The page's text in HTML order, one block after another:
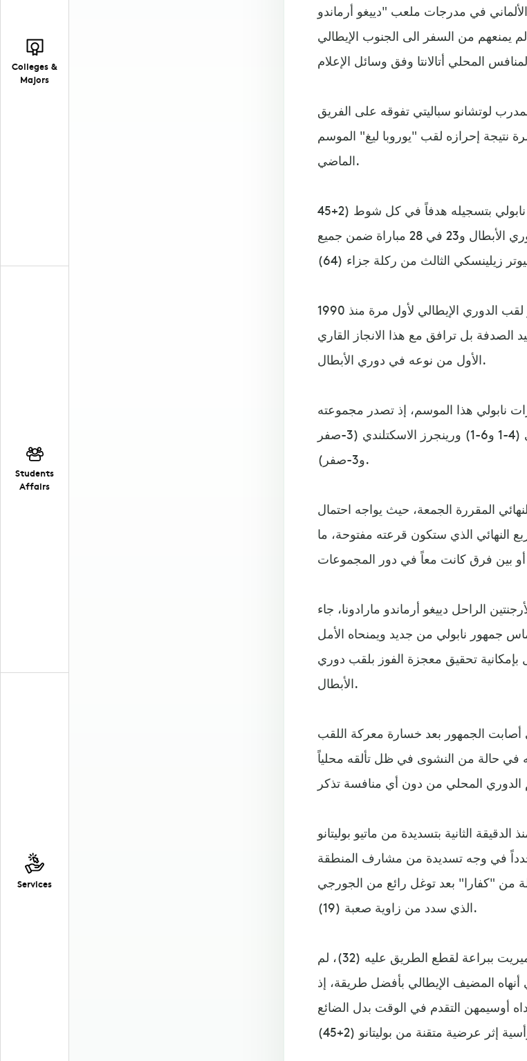
Colleges &
Majors
Students
Affairs
Services
في مدرجات ملعب "دييغو أرماندو
يمنعهم من السفر الى الجنوب الإيطالي
2-صفر، جدد فريق المدرب لوتشانو سباليتي تفوقه على الفريق
نتيجة إحرازه لقب "يوروبا ليغ" الموسم
الماضي.
وكالعادة، كان النيجيري فيكتور أوسيمهن مفتاح فوز نابولي بتسجيله هدفاً في كل شوط (2+45
و53)، رافعاً رصيده الى أربعة أهداف في دوري الأبطال و23 في 28 مباراة ضمن جميع
وأكد نابولي أن ما يحققه محلياً وسيره بثبات نحو إحراز لقب الدوري الإيطالي لأول مرة منذ 1990
وليد الصدفة بل ترافق مع هذا الانجاز القاري
الأول من نوعه في دوري الأبطال.
نابولي هذا الموسم، إذ تصدر مجموعته
كاسحة على ليفربول الإنكليزي (4-1) وأياكس الهولندي (4-1 و6-1) ورينجرز الاسكتلندي (3-صفر
و3-صفر).
المقررة الجمعة، حيث يواجه احتمال
النهائي الذي ستكون قرعته مفتوحة، ما
الراحل دييغو أرماندو مارادونا، جاء
جمهور نابولي من جديد ويمنحاه الأمل
تحقيق معجزة الفوز بلقب دوري
الأبطال.
أصابت الجمهور بعد خسارة معركة اللقب
في حالة من النشوى في ظل تألقه محلياً
الثانية بتسديدة من ماتيو بوليتانو
في وجه تسديدة من مشارف المنطقة
لمحاولة من "كفارا" بعد توغل رائع من الجورجي
الذي سدد من زاوية صعبة (19).
وباستثناء انفراد لماريو غوتسه تدخل الحارس أليكس ميريت ببراعة لقطع الطريق عليه (32)، لم
المضيف الإيطالي بأفضل طريقة، إذ
فرصة أخرى عبر "كفارا" (43)، أهداه أوسيمهن التقدم في الوقت بدل الضائع